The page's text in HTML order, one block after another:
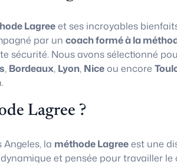
Lagreeet ses incroyables
par un coach formé à la
sécurité. Nous avons sélectionné
, Bordeaux, Lyon, Niceou encore
Lagree ?
Angeles, la méthode Lagreeest une
et pensée pour travailler le